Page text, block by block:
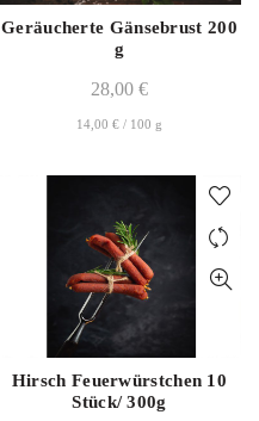
Geräucherte Gänsebrust 200
g
28,00 €
14,00 € / 100 g
Hirsch Feuerwürstchen 10
Stück/ 300g